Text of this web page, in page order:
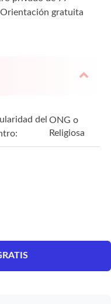
Orientación gratuita
del ONG o
Religiosa